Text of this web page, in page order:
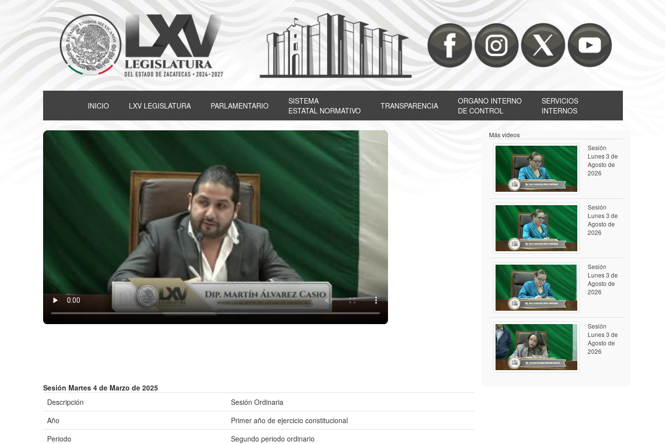
INICIO LXV LEGISLATURA PARLAMENTARIO
SISTEMA
ESTATAL NORMATIVO
TRANSPARENCIA
ORGANO INTERNO
DE CONTROL
SERVICIOS
INTERNOS
Sesión Martes 4 de Marzo de 2025
Descripción
Sesión Ordinaria
Año
Primer año de ejercicio constitucional
Periodo
Segundo periodo ordinario
Más videos
Sesión
Lunes 3 de
Agosto de
2026
Sesión
Lunes 3 de
Agosto de
2026
Sesión
Lunes 3 de
Agosto de
2026
Sesión
Lunes 3 de
Agosto de
2026